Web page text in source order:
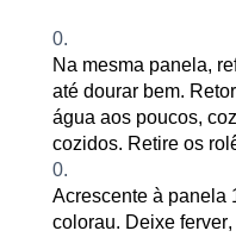
Na mesma panela,
até dourar bem.
água aos poucos,
cozidos. Retire os
Acrescente à panela
colorau. Deixe